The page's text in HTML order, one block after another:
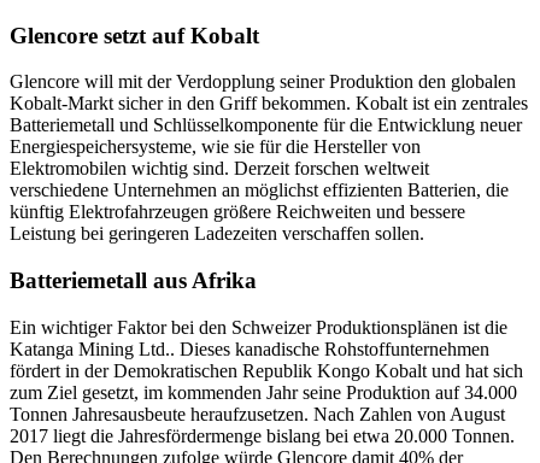
Glencore setzt auf Kobalt
Glencore will mit der Verdopplung seiner Produktion den globalen
Kobalt-Markt sicher in den Griff bekommen. Kobalt ist ein zentrales
Batteriemetall und Schlüsselkomponente für die Entwicklung neuer
Energiespeichersysteme, wie sie für die Hersteller von
Elektromobilen wichtig sind. Derzeit forschen weltweit
verschiedene Unternehmen an möglichst effizienten Batterien, die
künftig Elektrofahrzeugen größere Reichweiten und bessere
Leistung bei geringeren Ladezeiten verschaffen sollen.
Batteriemetall aus Afrika
Ein wichtiger Faktor bei den Schweizer Produktionsplänen ist die
Katanga Mining Ltd.. Dieses kanadische Rohstoffunternehmen
fördert in der Demokratischen Republik Kongo Kobalt und hat sich
zum Ziel gesetzt, im kommenden Jahr seine Produktion auf 34.000
Tonnen Jahresausbeute heraufzusetzen. Nach Zahlen von August
2017 liegt die Jahresfördermenge bislang bei etwa 20.000 Tonnen.
Den Berechnungen zufolge würde Glencore damit 40% der